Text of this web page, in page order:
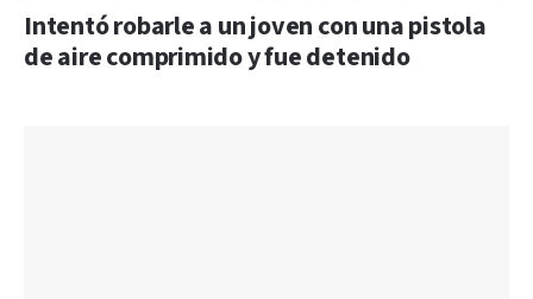
Intentó robarle a un joven con una pistola
de aire comprimido y fue detenido